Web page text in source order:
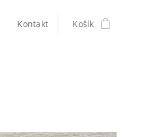
Kontakt Košík